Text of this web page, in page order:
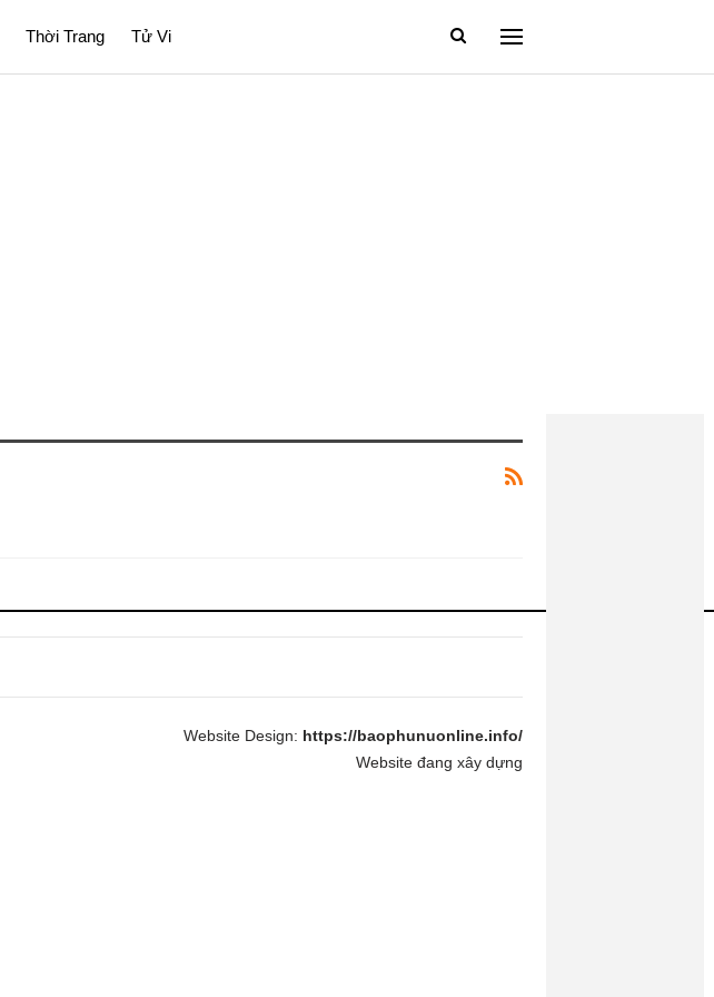
Thời Trang Tử Vi
Website Design: https://baophunuonline.info/
Website đang xây dựng